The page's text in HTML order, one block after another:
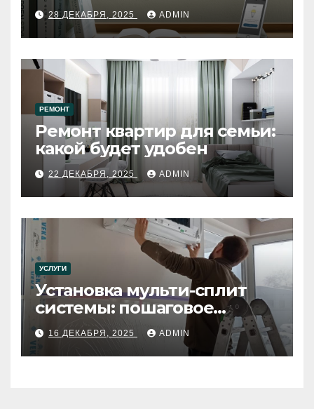
28 ДЕКАБРЯ, 2025 ADMIN
РЕМОНТ
Ремонт квартир для семьи:
какой будет удобен
22 ДЕКАБРЯ, 2025 ADMIN
УСЛУГИ
Установка мульти-сплит
системы: пошаговое
руководство
16 ДЕКАБРЯ, 2025 ADMIN